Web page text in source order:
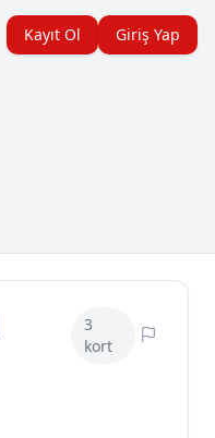
Kayıt Ol Giriş Yap
3
kort